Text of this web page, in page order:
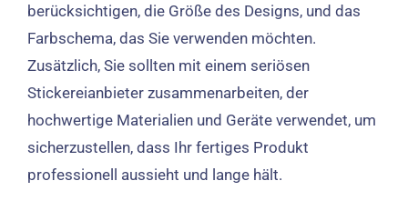
berücksichtigen, die Größe des Designs, und das
Farbschema, das Sie verwenden möchten.
Zusätzlich, Sie sollten mit einem seriösen
Stickereianbieter zusammenarbeiten, der
hochwertige Materialien und Geräte verwendet, um
sicherzustellen, dass Ihr fertiges Produkt
professionell aussieht und lange hält.